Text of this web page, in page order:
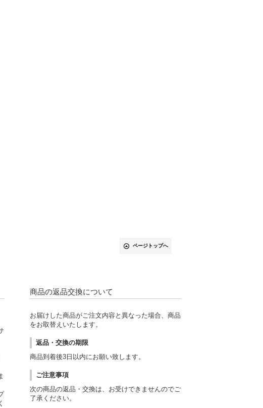
ページトップへ
商品の返品交換について
お届けした商品がご注文内容と異なった場合、商品
をお取替えいたします。
返品・交換の期限
商品到着後3日以内にお願い致します。
ご注意事項
次の商品の返品・交換は、お受けできませんのでご
了承ください。